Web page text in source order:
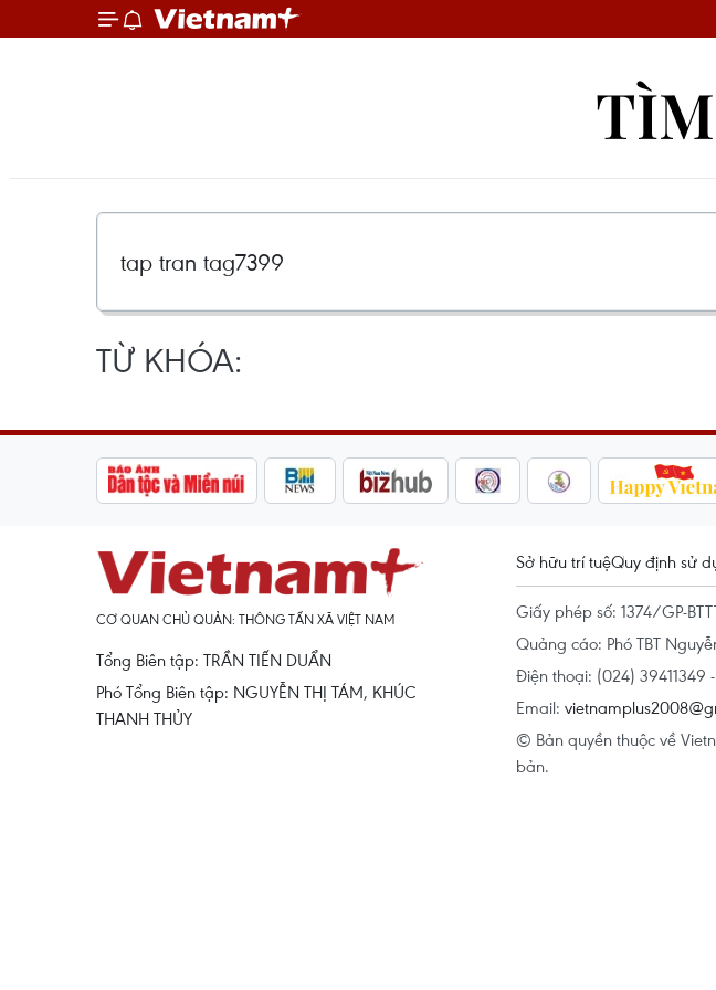
TỪ KHÓA:
CƠ QUAN CHỦ QUẢN: THÔNG TẤN XÃ VIỆT NAM
Tổng Biên tập: TRẦN TIẾN DUẨN
Phó Tổng Biên tập: NGUYỄN THỊ TÁM, KHÚC
THANH THỦY
Sở hữu trí tuệQuy định sử
Giấy phép số: 1374/GP-
Quảng cáo: Phó TBT
Điện thoại: (024) 39411349
Email:
© Bản quyền thuộc về
bản.